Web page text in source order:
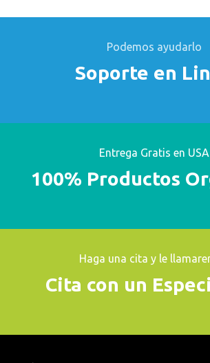
Podemos ayudarlo
Soporte en
Entrega Gratis en USA
100% Productos
Haga una cita y le
Cita con un